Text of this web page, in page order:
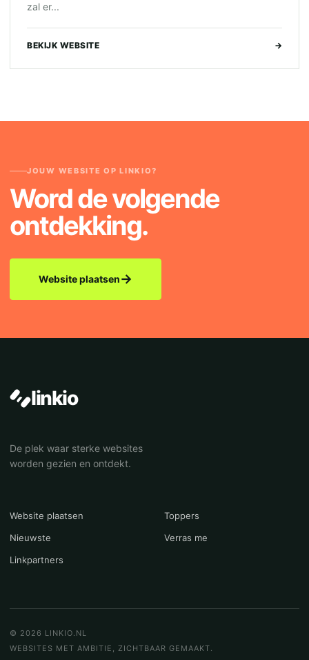
zal er...
BEKIJK WEBSITE →
JOUW WEBSITE OP LINKIO?
Word de volgende
ontdekking.
Website plaatsen→
linkio
De plek waar sterke websites
worden gezien en ontdekt.
Website plaatsen
Toppers
Nieuwste
Verras me
Linkpartners
© 2026 LINKIO.NL
WEBSITES MET AMBITIE, ZICHTBAAR GEMAAKT.